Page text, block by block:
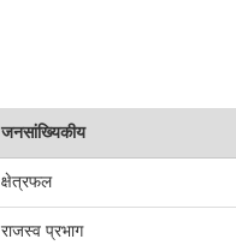
जनसांख्यिकीय
क्षेत्रफल
राजस्व प्रभाग